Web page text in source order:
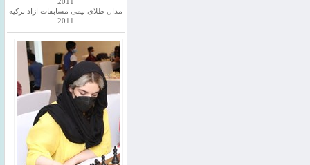
2011
مدال طلای تیمی مسابقات ازاد ترکیه
2011